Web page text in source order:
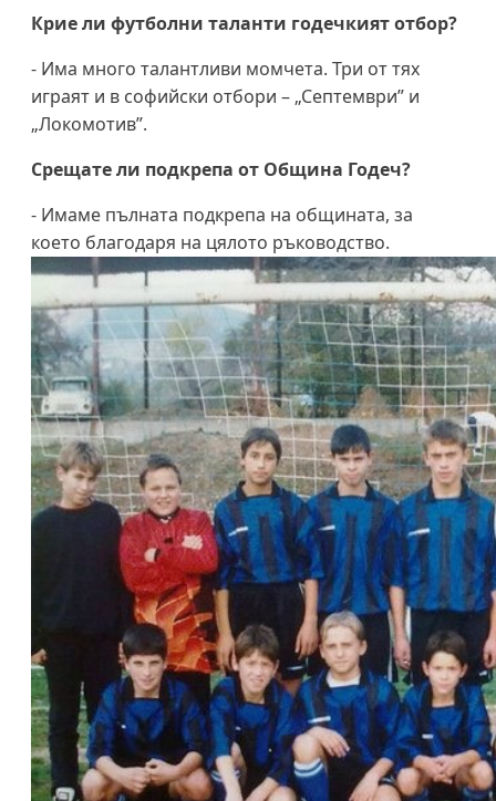
Крие ли футболни таланти годечкият отбор?
- Има много талантливи момчета. Три от тях
играят и в софийски отбори – „Септември” и
„Локомотив”.
Срещате ли подкрепа от Община Годеч?
- Имаме пълната подкрепа на общината, за
което благодаря на цялото ръководство.